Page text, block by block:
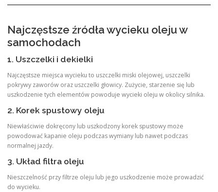
Najczęstsze źródła wycieku oleju w
samochodach
1. Uszczelki i dekielki
Najczęstsze miejsca wycieku to uszczelki miski olejowej, uszczelki
pokrywy zaworów oraz uszczelki głowicy. Zużycie, starzenie się lub
uszkodzenie tych elementów powoduje wycieki oleju w okolicy silnika.
2. Korek spustowy oleju
Niewłaściwie dokręcony lub uszkodzony korek spustowy może
powodować kapanie oleju podczas wymiany lub nawet podczas
normalnej jazdy.
3. Układ filtra oleju
Nieszczelność przy filtrze oleju lub jego uszkodzenie może prowadzić
do wycieku.